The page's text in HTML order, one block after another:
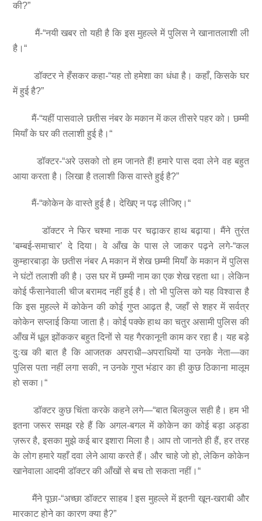
की?”
मैं-“नयी खबर तो यही है कि इस मुहल्ले में पुलिस ने खानातलाशी ली
है।“
डॉक्टर ने हँसकर कहा-“यह तो हमेशा का धंधा है। कहाँ, किसके घर
में हुई है?”
मैं-“यहीं पासवाले छतीस नंबर के मकान में कल तीसरे पहर को। छम्मी
मियाँ के घर की तलाशी हुई है।“
डॉक्टर-“अरे उसको तो हम जानते हैं! हमारे पास दवा लेने वह बहुत
आया करता है। लिखा है तलाशी किस वास्ते हुई है?”
मैं-“कोकेन के वास्ते हुई है। देखिए न पढ़ लीजिए।“
डॉक्टर ने फिर चश्मा नाक पर चढ़ाकर हाथ बढ़ाया। मैंने तुरंत
‘बम्बई-समाचार’ दे दिया। वे आँख के पास ले जाकर पढ़ने लगे-“कल
कुम्हारबाड़ा के छतीस नंबर A मकान में शेख छम्मी मियाँ के मकान में पुलिस
ने घंटों तलाशी की है। उस घर में छम्मी नाम का एक शेख रहता था। लेकिन
कोई फँसानेवाली चीज बरामद नहीं हुई है। तो भी पुलिस को यह विश्वास है
कि इस मुहल्ले में कोकेन की कोई गुप्त आढ़त है, जहाँ से शहर में सर्वत्र
कोकेन सप्लाई किया जाता है। कोई पक्के हाथ का चतुर असामी पुलिस की
आँख में धूल झोंककर बहुत दिनों से यह गैरकानूनी काम कर रहा है। यह बड़े
दुःख की बात है कि आजतक अपराधी–अपराधियों या उनके नेता—का
पुलिस पता नहीं लगा सकी, न उनके गुप्त भंडार का ही कुछ ठिकाना मालूम
हो सका।“
डॉक्टर कुछ चिंता करके कहने लगे—“बात बिलकुल सही है। हम भी
इतना जरूर समझ रहे हैं कि अगल-बगल में कोकेन का कोई बड़ा अड्डा
ज़रूर है, इसका मुझे कई बार इशारा मिला है। आप तो जानते ही हैं, हर तरह
के लोग हमारे यहाँ दवा लेने आया करते हैं। और चाहे जो हो, लेकिन कोकेन
खानेवाला आदमी डॉक्टर की आँखों से बच तो सकता नहीं।“
मैंने पूछा-“अच्छा डॉक्टर साहब ! इस मुहल्ले में इतनी खून-खराबी और
मारकाट होने का कारण क्या है?”